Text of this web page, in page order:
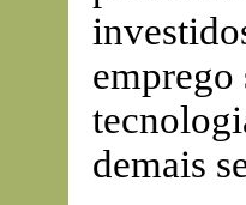
demais